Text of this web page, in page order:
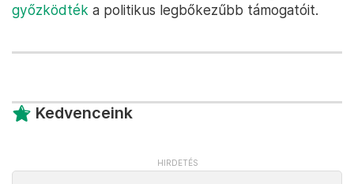
győzködték a politikus legbőkezűbb támogatóit.
Kedvenceink